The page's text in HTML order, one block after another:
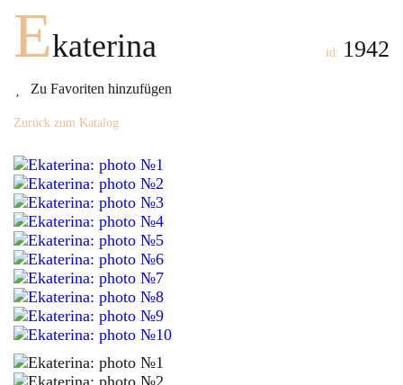
Ekaterina
Zu Favoriten hinzufügen
id: 1942
Zurück zum Katalog